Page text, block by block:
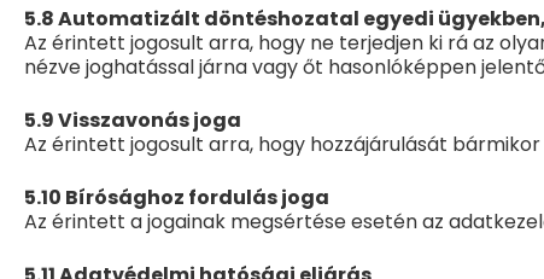
5.8 Automatizált döntéshozatal egyedi
Az érintett jogosult arra, hogy ne terjedjen ki rá az
nézve joghatással járna vagy őt hasonlóképpen
5.9 Visszavonás joga
Az érintett jogosult arra, hogy hozzájárulását bármikor
5.10 Bírósághoz fordulás joga
Az érintett a jogainak megsértése esetén az